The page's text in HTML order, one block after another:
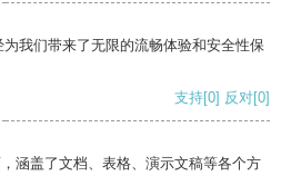
我们带来了无限的流畅体验和安全性保
支持[0] 反对[0]
涵盖了文档、表格、演示文稿等各个方